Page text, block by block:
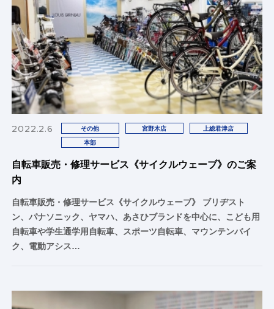
2022.2.6 その他 宮野木店 上総君津店
本部
自転車販売・修理サービス《サイクルウェーブ》のご案
内
自転車販売・修理サービス《サイクルウェーブ》 ブリヂスト
ン、パナソニック、ヤマハ、あさひブランドを中心に、こども用
自転車や学生通学用自転車、スポーツ自転車、マウンテンバイ
ク、電動アシス…